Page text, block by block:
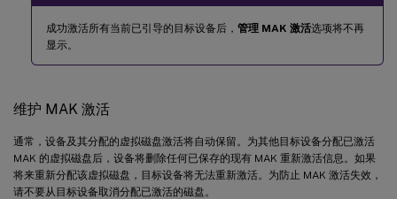
成功激活所有当前已引导的目标设备后， 管理 MAK 激活选项将不再
显示。
维护 MAK 激活
通常，设备及其分配的虚拟磁盘激活将自动保留。为其他目标设备分配已激活
MAK 的虚拟磁盘后，设备将删除任何已保存的现有 MAK 重新激活信息。如果
将来重新分配该虚拟磁盘，目标设备将无法重新激活。为防止 MAK 激活失效，
请不要从目标设备取消分配已激活的磁盘。